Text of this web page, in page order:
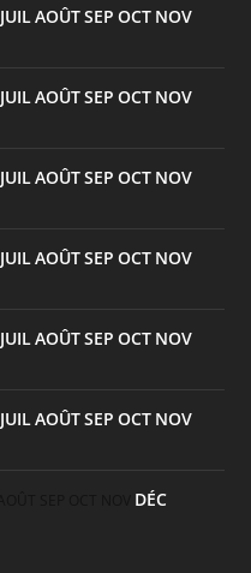
JUILAOÛTSEP OCT NOV
JUILAOÛTSEP OCT NOV
JUILAOÛTSEP OCT NOV
JUILAOÛTSEP OCT NOV
JUILAOÛTSEP OCT NOV
JUILAOÛTSEP OCT NOV
DÉC